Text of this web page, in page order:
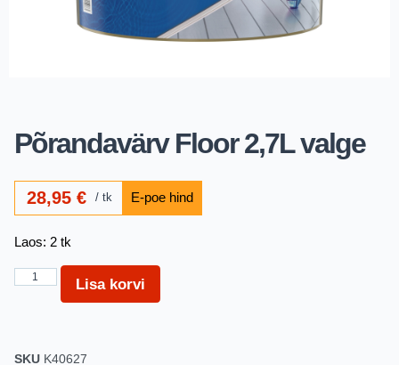
Põrandavärv Floor 2,7L valge
28,95€ tk
Laos: 2 tk
Lisa korvi
SKU K40627